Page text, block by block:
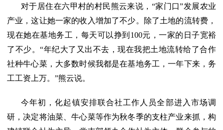
对于居住在六甲村的村民熊云来说，“家门口”发展农业
产业，这让她一家的收入增加了不少。除了土地的流转费，
现在她在基地务工，每天可以挣到100元，一家的日子宽裕
了不少。“年纪大了又出不去，现在我把土地流转给了合作
社种牛心菜，大多数时候我都是在基地务工，一年下来，务
工工资上万。”熊云说。
今年初，化起镇安排联合社工作人员全部进入市场调
研，决定将油菜、牛心菜等作为秋冬季的支柱产业来抓，构